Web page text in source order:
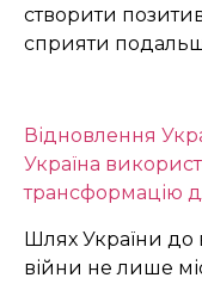
створити
сприяти
Відновлення
Україна
трансформацію
Шлях України до
війни не лише